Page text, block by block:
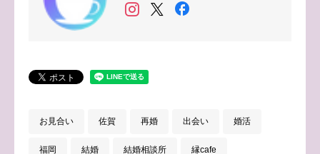
お見合い 佐賀 再婚 出会い 婚活
福岡 結婚 結婚相談所 縁cafe